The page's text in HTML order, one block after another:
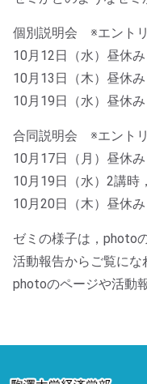
個別説明会 ※エント
10月12日（水）昼休
10月13日（木）昼休
10月19日（水）昼休
合同説明会 ※エント
10月17日（月）昼休
10月19日（水）2講
10月20日（木）昼休
ゼミの様子は，photo
活動報告からご覧に
photoのページや活動